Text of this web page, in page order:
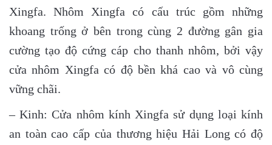
Xingfa. Nhôm Xingfa có cấu trúc gồm những
khoang trống ở bên trong cùng 2 đường gân gia
cường tạo độ cứng cáp cho thanh nhôm, bởi vậy
cửa nhôm Xingfa có độ bền khá cao và vô cùng
vững chãi.
– Kinh: Cửa nhôm kính Xingfa sử dụng loại kính
an toàn cao cấp của thương hiệu Hải Long có độ